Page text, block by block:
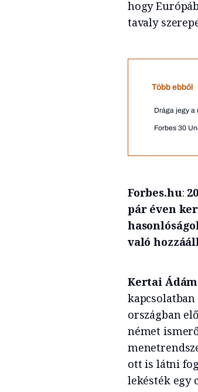
hogy
tavaly
Több ebből
Drága jegy a
Forbes 30
Forbes.hu:
pár éven
való
Kertai
országban
német
ott is látni
lekésték egy